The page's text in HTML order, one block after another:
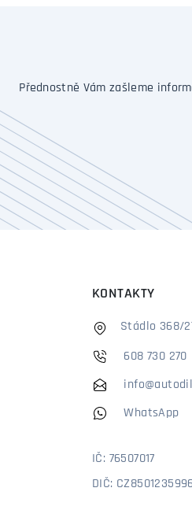
Přednostně Vám zašleme
KONTAKTY
Stádlo 368/
608 730 270
WhatsApp
IČ: 76507017
DIČ: CZ8501235996